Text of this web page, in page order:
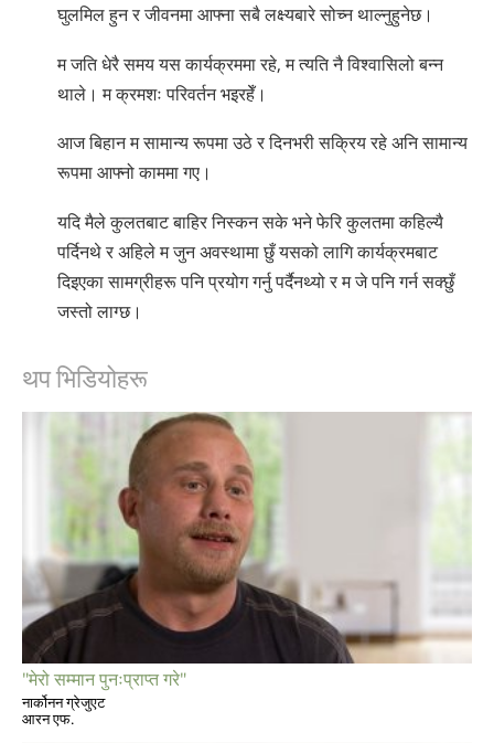
घुलमिल हुन र जीवनमा आफ्ना सबै लक्ष्यबारे सोच्न थाल्नुहुनेछ।
म जति धेरै समय यस कार्यक्रममा रहे, म त्यति नै विश्वासिलो बन्न
थाले। म क्रमशः परिवर्तन भइरहेँ।
आज बिहान म सामान्य रूपमा उठे र दिनभरी सक्रिय रहे अनि सामान्य
रूपमा आफ्नो काममा गए।
यदि मैले कुलतबाट बाहिर निस्कन सके भने फेरि कुलतमा कहिल्यै
पर्दिनथे र अहिले म जुन अवस्थामा छुँ यसको लागि कार्यक्रमबाट
दिइएका सामग्रीहरू पनि प्रयोग गर्नु पर्दैनथ्यो र म जे पनि गर्न सक्छुँ
जस्तो लाग्छ।
थप भिडियोहरू
"मेरो सम्मान पुनःप्राप्त गरे"
नार्कोनन ग्रेजुएट
आरन एफ.